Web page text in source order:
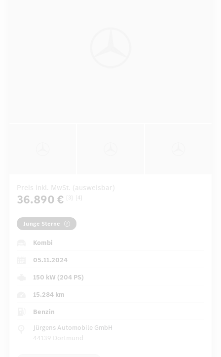
Preis inkl. MwSt. (ausweisbar)
36.890 € [3] [4]
Junge Sterne
Kombi
05.11.2024
150 kW (204 PS)
15.284 km
Benzin
Jürgens Automobile GmbH
44139 Dortmund